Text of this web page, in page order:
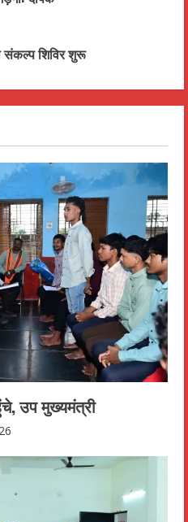
संकल्प शिविर शुरू
उप मुख्यमंत्री